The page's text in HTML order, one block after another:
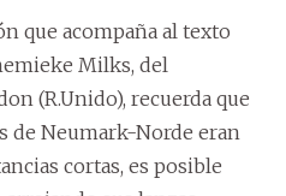
que acompaña al texto
Milks, del
(R.Unido), recuerda que
de Neumark-Norde eran
cortas, es posible